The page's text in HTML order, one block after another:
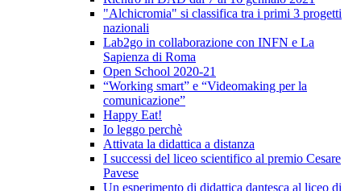
"Alchicromia" si classifica tra i primi 3 progetti
nazionali
Lab2go in collaborazione con INFN e La
Sapienza di Roma
Open School 2020-21
“Working smart” e “Videomaking per la
comunicazione”
Happy Eat!
Io leggo perchè
Attivata la didattica a distanza
I successi del liceo scientifico al premio Cesare
Pavese
Un esperimento di didattica dantesca al liceo di